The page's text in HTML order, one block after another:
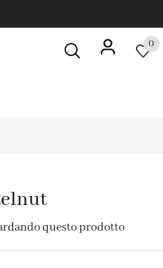
0
questo prodotto